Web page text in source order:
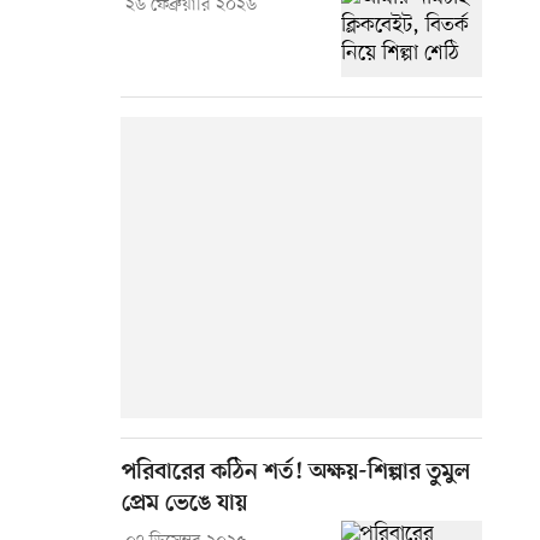
২৬ ফেব্রুয়ারি ২০২৬
পরিবারের কঠিন শর্ত! অক্ষয়-শিল্পার তুমুল
প্রেম ভেঙে যায়